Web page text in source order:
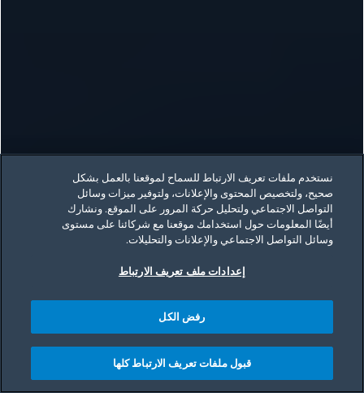
تصفح
نستخدم ملفات تعريف الارتباط للسماح لموقعنا بالعمل بشكل
صحيح، ولتخصيص المحتوى والإعلانات، ولتوفير ميزات وسائل
التواصل الاجتماعي ولتحليل حركة المرور على الموقع. ونشارك
أيضًا المعلومات حول استخدامك موقعنا مع شركائنا على مستوى
وسائل التواصل الاجتماعي والإعلانات والتحليلات.
إعدادات ملف تعريف الارتباط
رفض الكل
قبول ملفات تعريف الارتباط كلها